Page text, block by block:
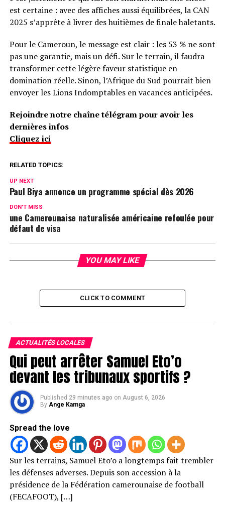
est certaine : avec des affiches aussi équilibrées, la CAN
2025 s’apprête à livrer des huitièmes de finale haletants.
Pour le Cameroun, le message est clair : les 53 % ne sont
pas une garantie, mais un défi. Sur le terrain, il faudra
transformer cette légère faveur statistique en
domination réelle. Sinon, l’Afrique du Sud pourrait bien
envoyer les Lions Indomptables en vacances anticipées.
Rejoindre notre chaîne télégram pour avoir les
dernières infos
Cliquez ici
RELATED TOPICS:
UP NEXT
Paul Biya annonce un programme spécial dès 2026
DON'T MISS
une Camerounaise naturalisée américaine refoulée pour
défaut de visa
YOU MAY LIKE
CLICK TO COMMENT
ACTUALITÉS LOCALES
Qui peut arrêter Samuel Eto’o
devant les tribunaux sportifs ?
Published 29 minutes ago on August 6, 2026
By Ange Kamga
Spread the love
Sur les terrains, Samuel Eto’o a longtemps fait trembler
les défenses adverses. Depuis son accession à la
présidence de la Fédération camerounaise de football
(FECAFOOT), […]